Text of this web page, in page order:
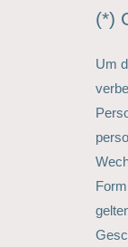
(*)
Um